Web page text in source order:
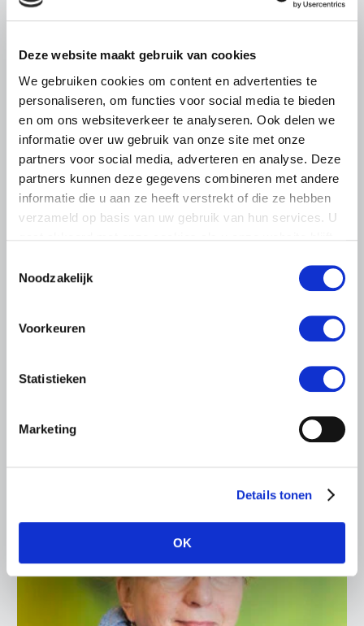
Deze website maakt gebruik van cookies
We gebruiken cookies om content en advertenties te
personaliseren, om functies voor social media te bieden
en om ons websiteverkeer te analyseren. Ook delen we
informatie over uw gebruik van onze site met onze
partners voor social media, adverteren en analyse. Deze
partners kunnen deze gegevens combineren met andere
informatie die u aan ze heeft verstrekt of die ze hebben
verzameld op basis van uw gebruik van hun services. U
Noodzakelijk
Voorkeuren
Statistieken
Marketing
Details tonen
OK
26 NOVEMBER 2019
achterbanconsultatie
In juni werd het kabinetsvoorstel voor een
klimaatakkoord gepresenteerd. LTO Nederland heeft de
de door het kabinet voor…